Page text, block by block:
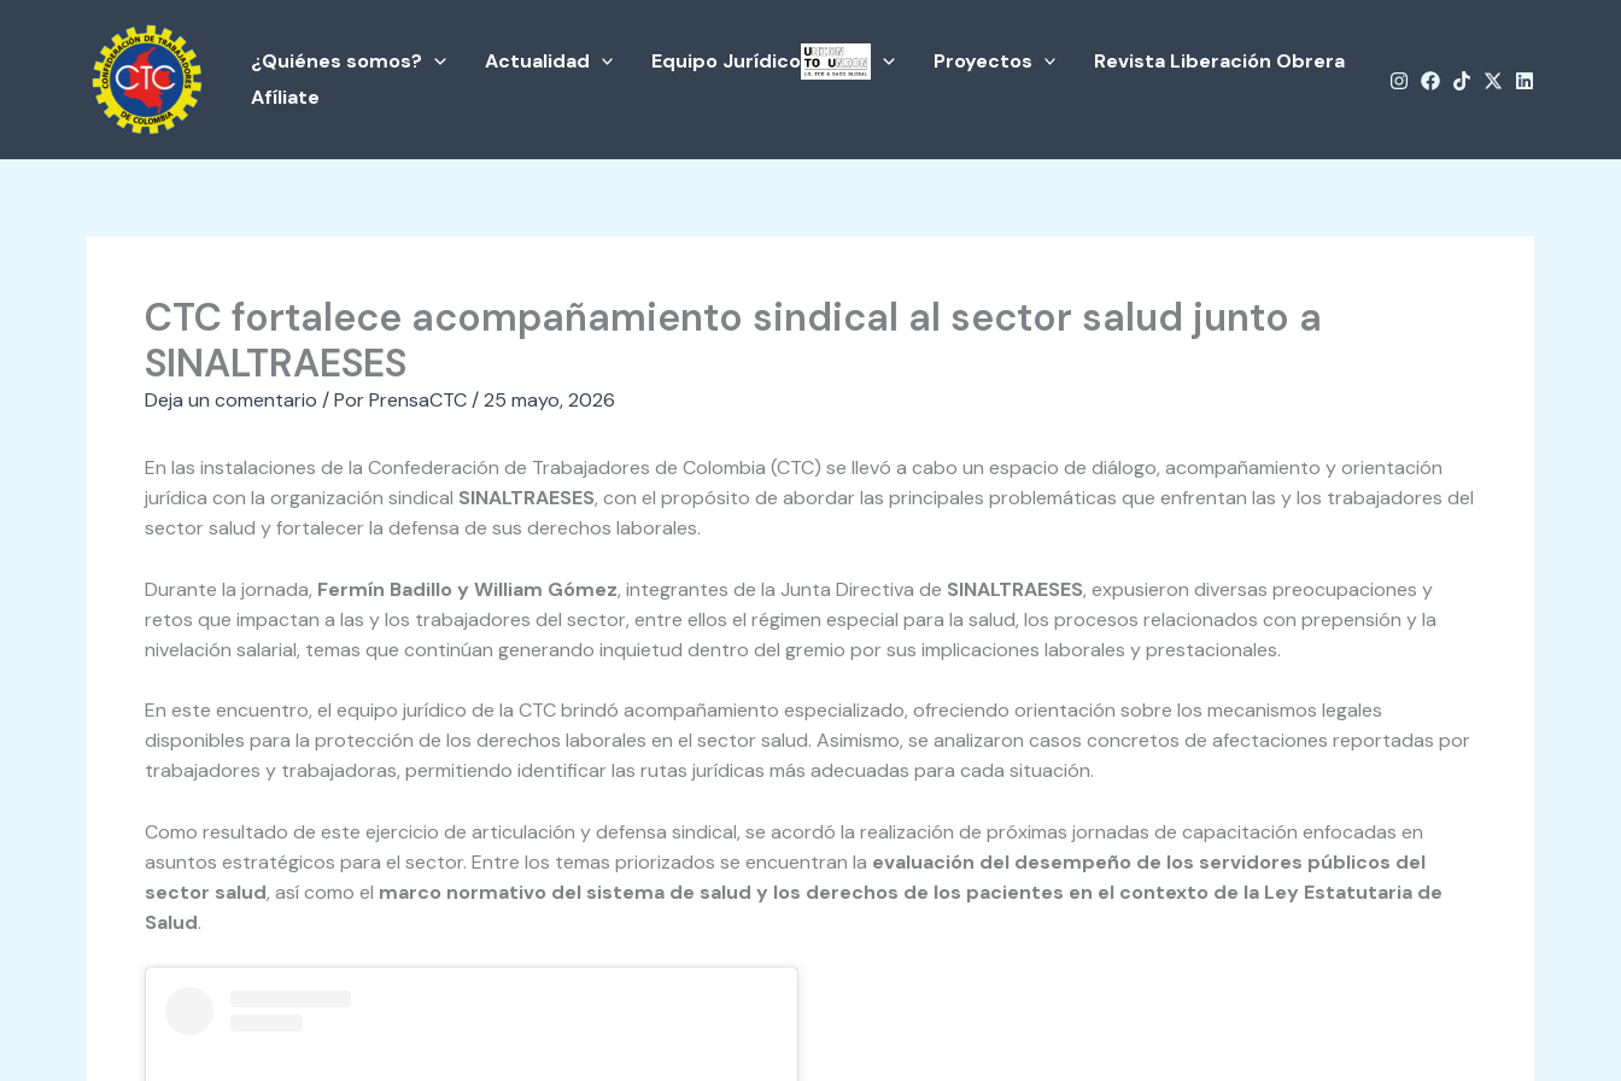
¿Quiénes somos? Actualidad Equipo Jurídico Proyectos
Revista Liberación Obrera
Afíliate
CTC fortalece acompañamiento sindical al sector salud junto a
SINALTRAESES
Deja un comentario / PorPrensaCTC /25 mayo, 2026
En las instalaciones de la Confederación de Trabajadores de Colombia (CTC) se llevó a cabo un espacio de diálogo, acompañamiento y orientación
jurídica con la organización sindical SINALTRAESES, con el propósito de abordar las principales problemáticas que enfrentan las y los trabajadores del
sector salud y fortalecer la defensa de sus derechos laborales.
Durante la jornada, Fermín Badillo y William Gómez, integrantes de la Junta Directiva de SINALTRAESES, expusieron diversas preocupaciones y
retos que impactan a las y los trabajadores del sector, entre ellos el régimen especial para la salud, los procesos relacionados con prepensión y la
nivelación salarial, temas que continúan generando inquietud dentro del gremio por sus implicaciones laborales y prestacionales.
En este encuentro, el equipo jurídico de la CTC brindó acompañamiento especializado, ofreciendo orientación sobre los mecanismos legales
disponibles para la protección de los derechos laborales en el sector salud. Asimismo, se analizaron casos concretos de afectaciones reportadas por
trabajadores y trabajadoras, permitiendo identificar las rutas jurídicas más adecuadas para cada situación.
Como resultado de este ejercicio de articulación y defensa sindical, se acordó la realización de próximas jornadas de capacitación enfocadas en
asuntos estratégicos para el sector. Entre los temas priorizados se encuentran la evaluación del desempeño de los servidores públicos del
sector salud, así como el marco normativo del sistema de salud y los derechos de los pacientes en el contexto de la Ley Estatutaria de
Salud.